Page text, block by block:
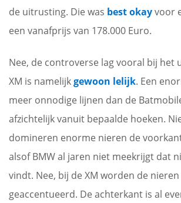
de uitrusting. Die was best okayvoor
een vanafprijs van 178.000 Euro.
Nee, de controverse lag vooral bij het
XM is namelijkgewoon lelijk. Een
meer onnodige lijnen dan de
afzichtelijk vanuit bepaalde hoeken.
domineren enorme nieren de
alsof BMW al jaren niet meekrijgt dat
vindt. Nee, bij de XM worden de
geaccentueerd. De achterkant is al